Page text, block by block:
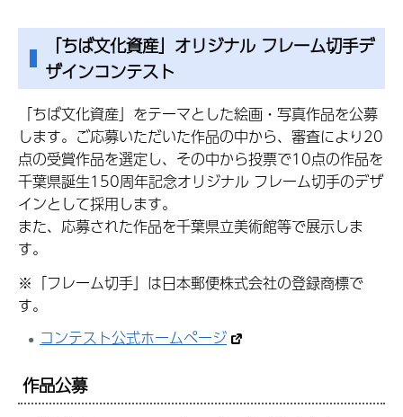
「ちば文化資産」オリジナル フレーム切手デ
ザインコンテスト
「ちば文化資産」をテーマとした絵画・写真作品を公募
します。ご応募いただいた作品の中から、審査により20
点の受賞作品を選定し、その中から投票で10点の作品を
千葉県誕生150周年記念オリジナル フレーム切手のデザ
インとして採用します。
また、応募された作品を千葉県立美術館等で展示しま
す。
※「フレーム切手」は日本郵便株式会社の登録商標で
す。
コンテスト公式ホームページ
作品公募